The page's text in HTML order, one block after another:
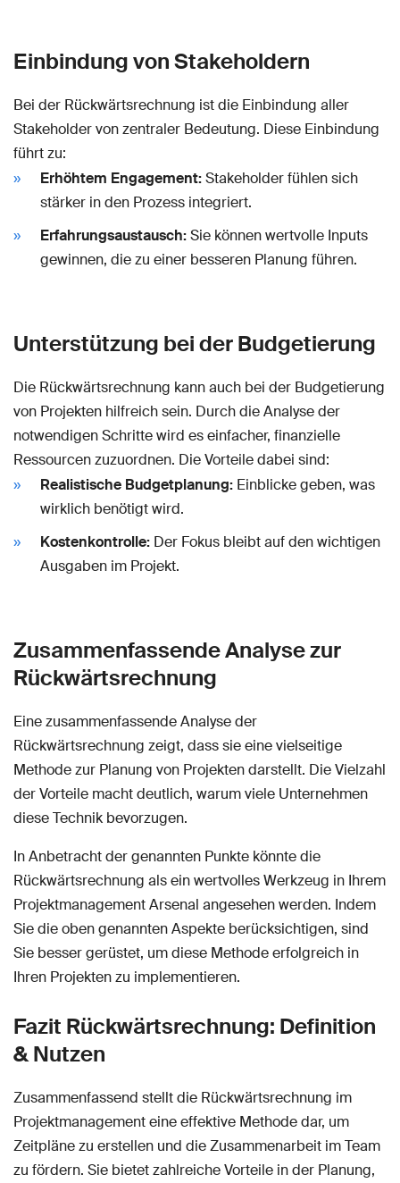
Einbindung von Stakeholdern
Bei der Rückwärtsrechnung ist die Einbindung aller
Stakeholder von zentraler Bedeutung. Diese Einbindung
führt zu:
Erhöhtem Engagement:Stakeholder fühlen sich
stärker in den Prozess integriert.
Erfahrungsaustausch:Sie können wertvolle Inputs
gewinnen, die zu einer besseren Planung führen.
Unterstützung bei der Budgetierung
Die Rückwärtsrechnung kann auch bei der Budgetierung
von Projekten hilfreich sein. Durch die Analyse der
notwendigen Schritte wird es einfacher, finanzielle
Ressourcen zuzuordnen. Die Vorteile dabei sind:
Realistische Budgetplanung: Einblicke geben, was
wirklich benötigt wird.
Kostenkontrolle: Der Fokus bleibt auf den wichtigen
Ausgaben im Projekt.
Zusammenfassende Analyse zur
Rückwärtsrechnung
Eine zusammenfassende Analyse der
Rückwärtsrechnung zeigt, dass sie eine vielseitige
Methode zur Planung von Projekten darstellt. Die Vielzahl
der Vorteile macht deutlich, warum viele Unternehmen
diese Technik bevorzugen.
In Anbetracht der genannten Punkte könnte die
Rückwärtsrechnung als ein wertvolles Werkzeug in Ihrem
Projektmanagement Arsenal angesehen werden. Indem
Sie die oben genannten Aspekte berücksichtigen, sind
Sie besser gerüstet, um diese Methode erfolgreich in
Ihren Projekten zu implementieren.
Fazit Rückwärtsrechnung: Definition
& Nutzen
Zusammenfassend stellt die Rückwärtsrechnung im
Projektmanagement eine effektive Methode dar, um
Zeitpläne zu erstellen und die Zusammenarbeit im Team
zu fördern. Sie bietet zahlreiche Vorteile in der Planung,